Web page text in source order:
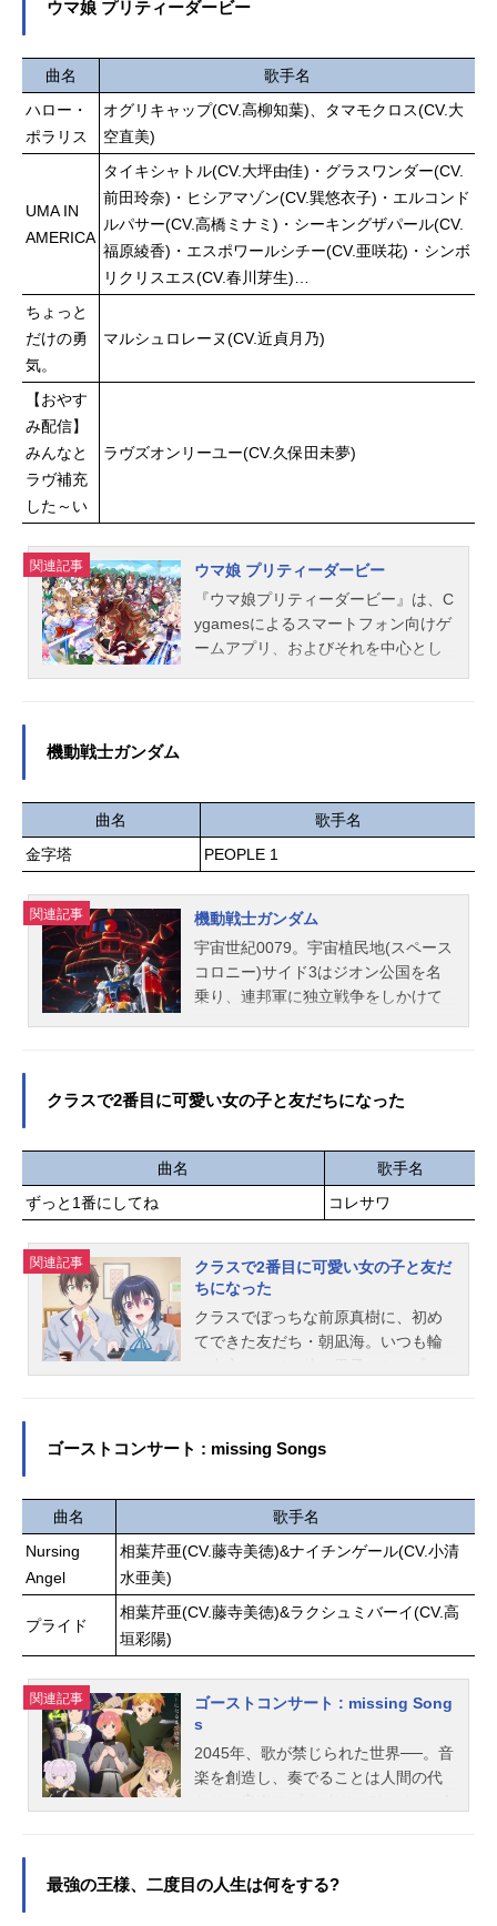
百景』電子書籍（コミック）(C)志村
仙石忍：新田杏樹【ALKALOID】天
城一彩：梶原岳人白鳥藍良：天﨑滉
平礼瀬マヨイ：重松千晴風早巽：中
順一巴日和：花江夏樹七種茨：逢坂
良太漣ジュン：内田雄馬【Valkyrie】
斎宮宗：高橋広樹影片みか：大須賀
純【2wink】葵ひなた：斉藤壮馬葵ゆ
うた：斉藤壮馬【Crazy:B】天城燐
音：阿座上洋平HiMERU：笠間淳桜
広【UNDEAD】朔間零：増田俊樹羽
坂知也【紅月】蓮巳敬人：梅原裕一
晋太郎瀬名泉：伊藤マサミ朔間凛
h】逆先夏目：野島健児青葉つむぎ...
ウマ娘 プリティーダービー
曲名
歌手名
ハロー・
ポラリス
オグリキャップ(CV.高柳知葉)、タマモクロス(CV.大
空直美)
UMA IN
AMERICA
タイキシャトル(CV.大坪由佳)・グラスワンダー(CV.
前田玲奈)・ヒシアマゾン(CV.巽悠衣子)・エルコンド
ルパサー(CV.高橋ミナミ)・シーキングザパール(CV.
福原綾香)・エスポワールシチー(CV.亜咲花)・シンボ
リクリスエス(CV.春川芽生)…
ちょっと
だけの勇
気。
マルシュロレーヌ(CV.近貞月乃)
【おやす
み配信】
みんなと
ラヴ補充
した～い
ラヴズオンリーユー(CV.久保田未夢)
関連記事
ウマ娘 プリティーダービー
『ウマ娘プリティーダービー』は、C
ygamesによるスマートフォン向けゲ
ームアプリ、およびそれを中心とし
機動戦士ガンダム
曲名
歌手名
金字塔
PEOPLE 1
関連記事
機動戦士ガンダム
宇宙世紀0079。宇宙植民地(スペース
コロニー)サイド3はジオン公国を名
乗り、連邦軍に独立戦争をしかけて
敵モビルスーツ・ザクを撃退する。
を続ける。迫るジオン軍の赤い彗星
シャア。大人はみんな死んだ。生き
のびたければ、やるしかない。アム
ロの意志が、ガンダムを飛翔させる!
作品名機動戦士ガンダム放送形態TV
アニメシリーズガンダムシリーズス
ケジュール1979年4月7日（土）～19
80年1月26日（土）テレビ朝日ほか
飼るみ子ミライ・ヤシマ：白石冬美
コバヤシ：鈴木清信リュウ・ホセ
イ：飯塚昭三ララァ・スン：潘恵子
ナレーター：永井一郎スタッフ原
督：富野由悠季企画：サンライズア
クターデザイン：安彦良和メカデザ
イン：大河原邦男美術設定：中村光
毅動画チェック：浜津守特殊効果：
土...
クラスで2番目に可愛い女の子と友だちになった
曲名
歌手名
ずっと1番にしてね
コレサワ
関連記事
クラスで2番目に可愛い女の子と友だ
ちになった
クラスでぼっちな前原真樹に、初め
てできた友だち・朝凪海。いつも輪
は住む世界が違う――と思いき
や、、、シリーズ累計160万部突破！
大の“友だち”ラブコメ開幕！！作品名
クラスで2番目に可愛い女の子と友だ
ちになった放送形態TVアニメスケジ
6月23日（火）TOKYOMX・カンテレ
石谷春貴朝凪海：石見舞菜香天海
夕：鈴代紗弓新田新奈：長谷川育美
前原真咲：甲斐田裕子朝凪空：伊藤
静八木沢美紀：津田美波関望：安田
陸矢前原樹：川田紳司湊京香：天海
由梨奈スタッフ原作：たかた（株式
秀樹副監督：柴田匠シリーズ構成・
ゴーストコンサート : missing Songs
曲名
歌手名
Nursing
Angel
相葉芹亜(CV.藤寺美徳)&ナイチンゲール(CV.小清
水亜美)
プライド
相葉芹亜(CV.藤寺美徳)&ラクシュミバーイ(CV.高
垣彩陽)
関連記事
ゴーストコンサート : missing Song
s
2045年、歌が禁じられた世界──。音
楽を創造し、奏でることは人間の代
ているはずの歌声を耳にする。歌声
の先で芹亜が目にしたのは、一人の
最強の王様、二度目の人生は何をする?